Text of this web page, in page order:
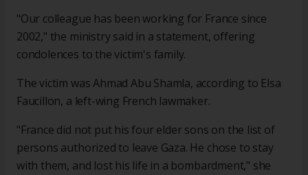
"Our colleague has been working for France since
2002," the ministry said in a statement, offering
condolences to the victim's family.
The victim was Ahmad Abu Shamla, according to Elsa
Faucillon, a left-wing French lawmaker.
"France did not put his four elder sons on the list of
persons authorized to leave Gaza. He chose to stay
with them, and lost his life in a bombardment," she